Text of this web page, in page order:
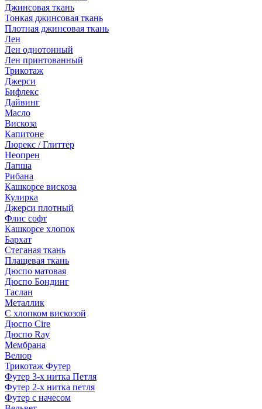
Джинсовая ткань
Тонкая джинсовая ткань
Плотная джинсовая ткань
Лен
Лен однотонный
Лен принтованный
Трикотаж
Джерси
Бифлекс
Дайвинг
Масло
Вискоза
Капитоне
Люрекс / Глиттер
Неопрен
Лапша
Рибана
Кашкорсе вискоза
Кулирка
Джерси плотный
Флис софт
Кашкорсе хлопок
Бархат
Стеганая ткань
Плащевая ткань
Дюспо матовая
Дюспо Бондинг
Таслан
Металлик
С хлопком вискозой
Дюспо Cire
Дюспо Ray
Мембрана
Велюр
Трикотаж Футер
Футер 3-х нитка Петля
Футер 2-х нитка петля
Футер с начесом